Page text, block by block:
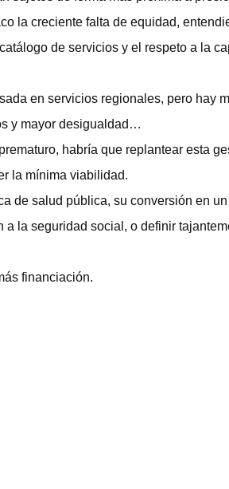
la creciente falta de equidad,
de servicios y el respeto a la
en servicios regionales, pero hay
y mayor desigualdad…
habría que replantear esta
la mínima viabilidad.
de salud pública, su conversión en
la seguridad social, o definir
financiación.